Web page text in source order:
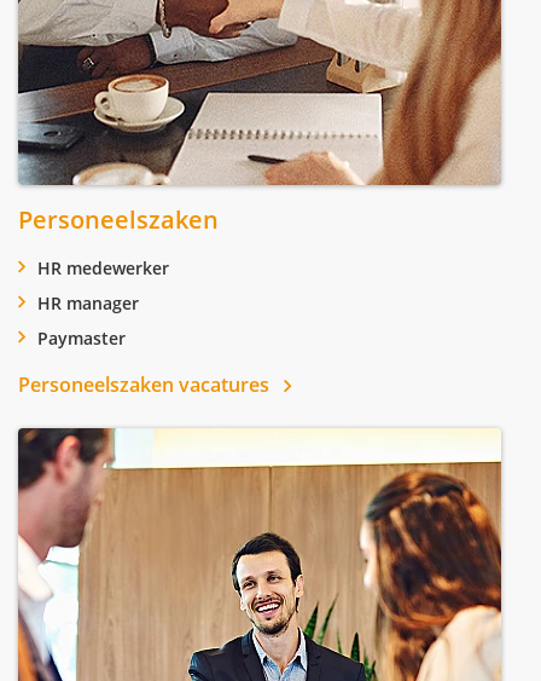
Personeelszaken
HR medewerker
HR manager
Paymaster
Personeelszaken vacatures